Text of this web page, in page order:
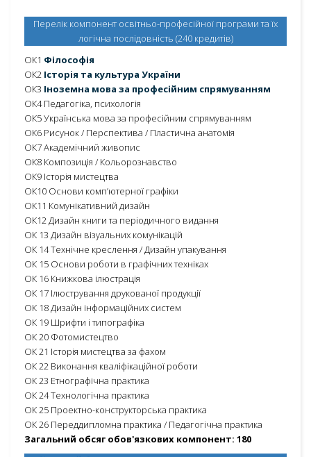
Перелік компонент освітньо-професійної програми та їх
логічна послідовність (240 кредитів)
ОК1 Філософія
ОК2 Історія та культура України
ОК3 Іноземна мова за професійним спрямуванням
ОК4 Педагогіка, психологія
ОК5 Українська мова за професійним спрямуванням
ОК6 Рисунок / Перспектива / Пластична анатомія
ОК7 Академічний живопис
ОК8 Композиція / Кольорознавство
ОК9 Історія мистецтва
ОК10 Основи комп’ютерної графіки
ОК11 Комунікативний дизайн
ОК12 Дизайн книги та періодичного видання
ОК 13 Дизайн візуальних комунікацій
ОК 14 Технічне креслення / Дизайн упакування
ОК 15 Основи роботи в графічних техніках
ОК 16 Книжкова ілюстрація
ОК 17 Ілюстрування друкованої продукції
ОК 18 Дизайн інформаційних систем
ОК 19 Шрифти і типографіка
ОК 20 Фотомистецтво
ОК 21 Історія мистецтва за фахом
ОК 22 Виконання кваліфікаційної роботи
ОК 23 Етнографічна практика
ОК 24 Технологічна практика
ОК 25 Проектно-конструкторська практика
ОК 26 Переддипломна практика / Педагогічна практика
Загальний обсяг обов'язкових компонент: 180